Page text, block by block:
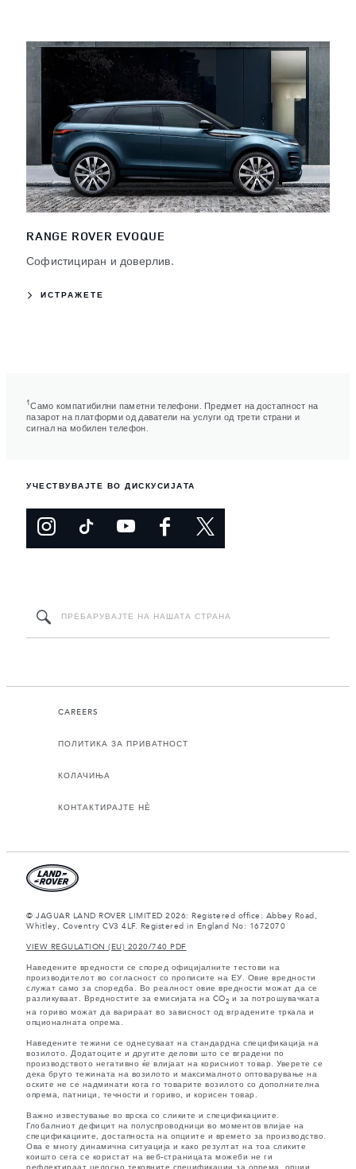
RANGE ROVER EVOQUE
Софистициран и доверлив.
ИСТРАЖЕТЕ
1Само компатибилни паметни телефони. Предмет на достапност на
пазарот на платформи од даватели на услуги од трети страни и
сигнал на мобилен телефон.
УЧЕСТВУВАЈТЕ ВО ДИСКУСИЈАТА
CAREERS
ПОЛИТИКА ЗА ПРИВАТНОСТ
КОЛАЧИЊА
КОНТАКТИРАЈТЕ НЀ
© JAGUAR LAND ROVER LIMITED 2026: Registered office: Abbey Road,
Whitley, Coventry CV3 4LF. Registered in England No: 1672070
VIEW REGULATION (EU) 2020/740 PDF
Наведените вредности се според официјалните тестови на
производителот во согласност со прописите на ЕУ. Овие вредности
служат само за споредба. Во реалност овие вредности можат да се
разликуваат. Вредностите за емисијата на CO2 и за потрошувачката
на гориво можат да варираат во зависност од вградените тркала и
опционалната опрема.
Наведените тежини се однесуваат на стандардна спецификација на
возилото. Додатоците и другите делови што се вградени по
производството негативно ќе влијаат на корисниот товар. Уверете се
дека бруто тежината на возилото и максималното оптоварување на
оските не се надминати кога го товарите возилото со дополнителна
опрема, патници, течности и гориво, и корисен товар.
Важно известување во врска со сликите и спецификациите.
Глобалниот дефицит на полуспроводници во моментов влијае на
спецификациите, достапноста на опциите и времето за производство.
Ова е многу динамична ситуација и како резултат на тоа сликите
коишто сега се користат на веб-страницата можеби не ги